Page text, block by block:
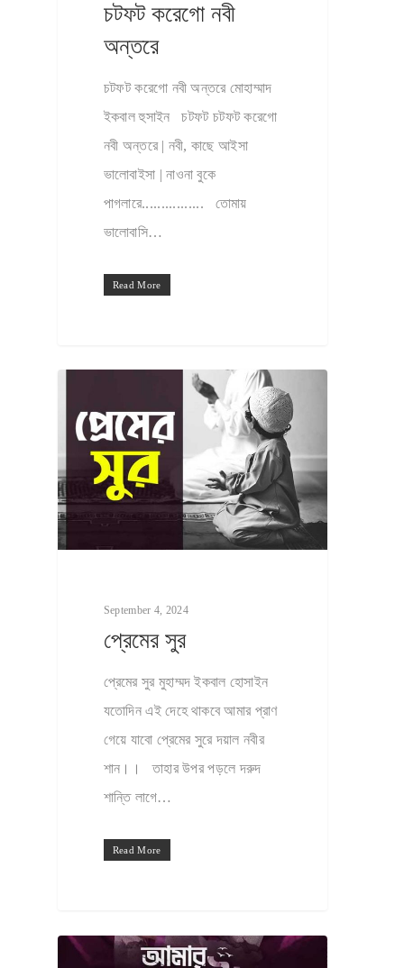
চটফট করেগো নবী
অন্তরে
চটফট করেগো নবী অন্তরে মোহাম্মাদ
ইকবাল হুসাইন চটফট চটফট করেগো
নবী অন্তরে | নবী, কাছে আইসা
ভালোবাইসা | নাওনা বুকে
পাগলারে................ তোমায়
ভালোবাসি…
Read More
September 4, 2024
প্রেমের সুর
প্রেমের সুর মুহাম্মদ ইকবাল হোসাইন
যতোদিন এই দেহে থাকবে আমার প্রাণ
গেয়ে যাবো প্রেমের সুরে দয়াল নবীর
শান।। তাহার উপর পড়লে দরুদ
শান্তি লাগে…
Read More
ISLAMIC SONG